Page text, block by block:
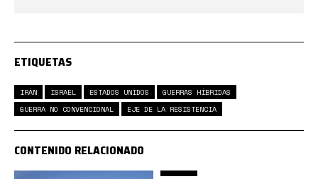
ETIQUETAS
IRÁN ISRAEL ESTADOS UNIDOS
GUERRAS HÍBRIDAS
GUERRA NO CONVENCIONAL
EJE DE LA RESISTENCIA
CONTENIDO RELACIONADO